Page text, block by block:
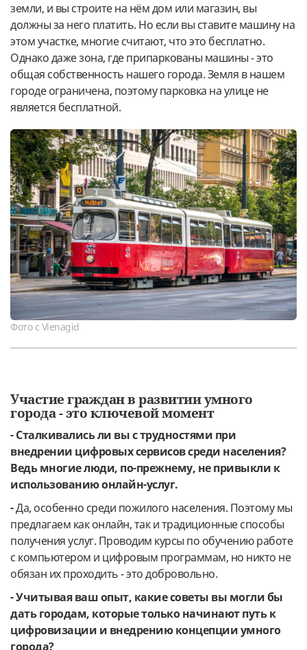
земли, и вы строите на нём дом или магазин, вы
должны за него платить. Но если вы ставите машину на
этом участке, многие считают, что это бесплатно.
Однако даже зона, где припаркованы машины - это
общая собственность нашего города. Земля в нашем
городе ограничена, поэтому парковка на улице не
является бесплатной.
Фото с Vienagid
Участие граждан в развитии умного
города - это ключевой момент
- Сталкивались ли вы с трудностями при
внедрении цифровых сервисов среди населения?
Ведь многие люди, по-прежнему, не привыкли к
использованию онлайн-услуг.
-Да, особенно среди пожилого населения. Поэтому мы
предлагаем как онлайн, так и традиционные способы
получения услуг. Проводим курсы по обучению работе
с компьютером и цифровым программам, но никто не
обязан их проходить - это добровольно.
- Учитывая ваш опыт, какие советы вы могли бы
дать городам, которые только начинают путь к
цифровизации и внедрению концепции умного
города?